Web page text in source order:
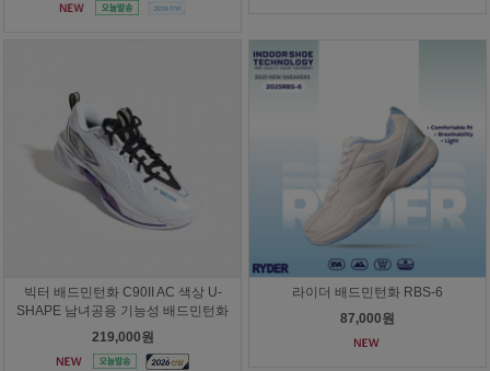
빅터 배드민턴화 C90II AC 색상 U-
SHAPE 남녀공용 기능성 배드민턴화
219,000원
라이더 배드민턴화 RBS-6
87,000원